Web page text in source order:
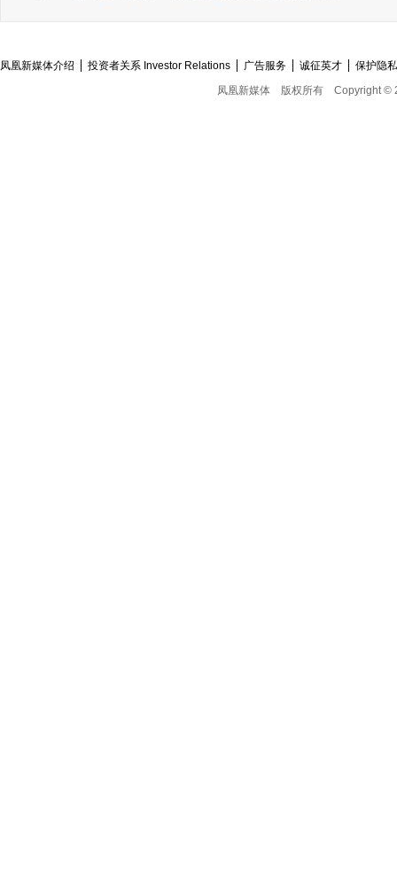
凤凰新媒体介绍 投资者关系 Investor Relations 广告服务 诚征英才
保护隐
凤凰新媒体
版权所有 Copyright ©